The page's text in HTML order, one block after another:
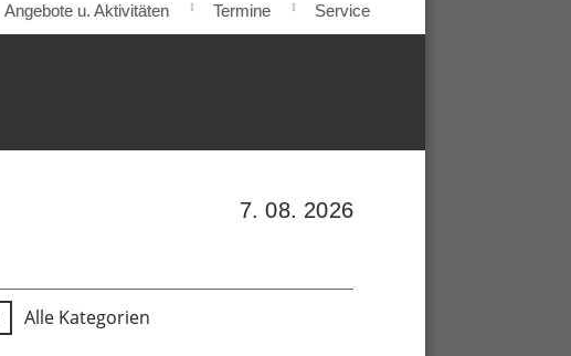
Angebote u. Aktivitäten Termine Service
7. 08. 2026
Alle Kategorien